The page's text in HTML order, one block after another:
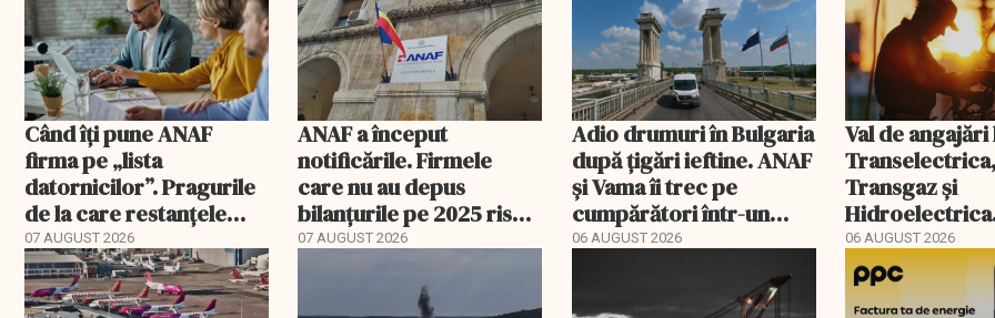
Când îți pune ANAF
firma pe „lista
datornicilor”. Pragurile
de la care restanțele
devin publice
07 AUGUST 2026
ANAF a început
notificările. Firmele
care nu au depus
bilanțurile pe 2025 riscă
să ajungă inactive fiscal
07 AUGUST 2026
Adio drumuri în Bulgaria
după țigări ieftine. ANAF
și Vama îi trec pe
cumpărători într-un
registru electronic
06 AUGUST 2026
Val de angajări
Transelectrica,
Transgaz și
400 de
06 AUGUST 2026